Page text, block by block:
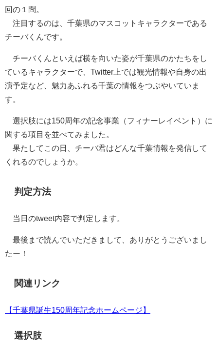
回の１問。
注目するのは、千葉県のマスコットキャラクターである
チーバくんです。
チーバくんといえば横を向いた姿が千葉県のかたちをし
ているキャラクターで、Twitter上では観光情報や自身の出
演予定など、魅力あふれる千葉の情報をつぶやいていま
す。
選択肢には150周年の記念事業（フィナーレイベント）に
関する項目を並べてみました。
果たしてこの日、チーバ君はどんな千葉情報を発信して
くれるのでしょうか。
判定方法
当日のtweet内容で判定します。
最後まで読んでいただきまして、ありがとうございまし
たー！
関連リンク
【千葉県誕生150周年記念ホームページ】
選択肢